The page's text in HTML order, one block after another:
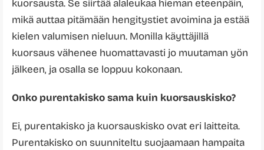
kuorsausta. Se siirtää alaleukaa hieman eteenpäin,
mikä auttaa pitämään hengitystiet avoimina ja estää
kielen valumisen nieluun. Monilla käyttäjillä
kuorsaus vähenee huomattavasti jo muutaman yön
jälkeen, ja osalla se loppuu kokonaan.
Onko purentakisko sama kuin kuorsauskisko?
Ei, purentakisko ja kuorsauskisko ovat eri laitteita.
Purentakisko on suunniteltu suojaamaan hampaita